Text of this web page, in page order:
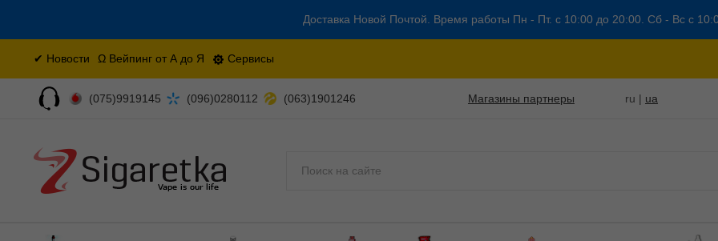
Доставка Новой Почтой. Время работы Пн - Пт. с 10:00 до 20:00. Сб - Вс с
✔ Новости Ω Вейпинг от А до Я Сервисы
(075)9919145 (096)0280112 (063)1901246 Магазины партнеры ru | ua